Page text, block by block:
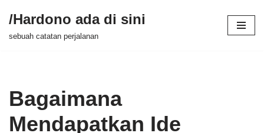
Skip
/Hardono ada di sini
sebuah catatan perjalanan
Bagaimana
Mendapatkan Ide